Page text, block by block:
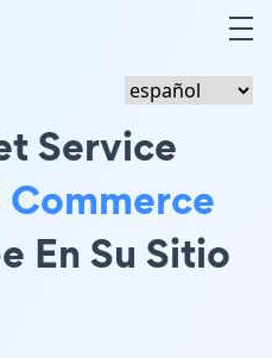
Service
En Su Sitio